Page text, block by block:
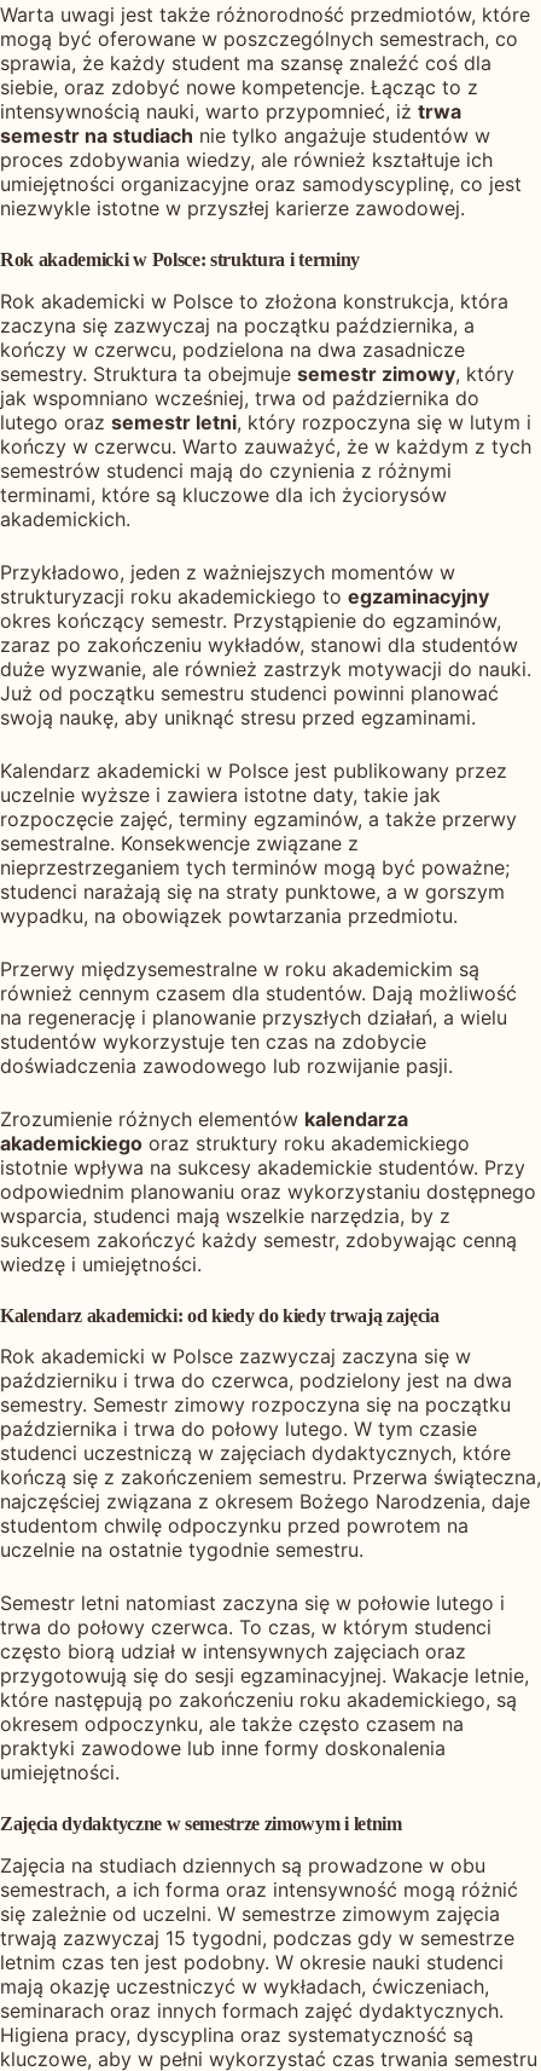
Warta uwagi jest także różnorodność przedmiotów, które
mogą być oferowane w poszczególnych semestrach, co
sprawia, że każdy student ma szansę znaleźć coś dla
siebie, oraz zdobyć nowe kompetencje. Łącząc to z
intensywnością nauki, warto przypomnieć, iż trwa
semestr na studiach nie tylko angażuje studentów w
proces zdobywania wiedzy, ale również kształtuje ich
umiejętności organizacyjne oraz samodyscyplinę, co jest
niezwykle istotne w przyszłej karierze zawodowej.
Rok akademicki w Polsce: struktura i terminy
Rok akademicki w Polsce to złożona konstrukcja, która
zaczyna się zazwyczaj na początku października, a
kończy w czerwcu, podzielona na dwa zasadnicze
semestry. Struktura ta obejmuje semestr zimowy, który
jak wspomniano wcześniej, trwa od października do
lutego oraz semestr letni, który rozpoczyna się w lutym i
kończy w czerwcu. Warto zauważyć, że w każdym z tych
semestrów studenci mają do czynienia z różnymi
terminami, które są kluczowe dla ich życiorysów
akademickich.
Przykładowo, jeden z ważniejszych momentów w
strukturyzacji roku akademickiego to egzaminacyjny
okres kończący semestr. Przystąpienie do egzaminów,
zaraz po zakończeniu wykładów, stanowi dla studentów
duże wyzwanie, ale również zastrzyk motywacji do nauki.
Już od początku semestru studenci powinni planować
swoją naukę, aby uniknąć stresu przed egzaminami.
Kalendarz akademicki w Polsce jest publikowany przez
uczelnie wyższe i zawiera istotne daty, takie jak
rozpoczęcie zajęć, terminy egzaminów, a także przerwy
semestralne. Konsekwencje związane z
nieprzestrzeganiem tych terminów mogą być poważne;
studenci narażają się na straty punktowe, a w gorszym
wypadku, na obowiązek powtarzania przedmiotu.
Przerwy międzysemestralne w roku akademickim są
również cennym czasem dla studentów. Dają możliwość
na regenerację i planowanie przyszłych działań, a wielu
studentów wykorzystuje ten czas na zdobycie
doświadczenia zawodowego lub rozwijanie pasji.
Zrozumienie różnych elementów kalendarza
akademickiego oraz struktury roku akademickiego
istotnie wpływa na sukcesy akademickie studentów. Przy
odpowiednim planowaniu oraz wykorzystaniu dostępnego
wsparcia, studenci mają wszelkie narzędzia, by z
sukcesem zakończyć każdy semestr, zdobywając cenną
wiedzę i umiejętności.
Kalendarz akademicki: od kiedy do kiedy trwają zajęcia
Rok akademicki w Polsce zazwyczaj zaczyna się w
październiku i trwa do czerwca, podzielony jest na dwa
semestry. Semestr zimowy rozpoczyna się na początku
października i trwa do połowy lutego. W tym czasie
studenci uczestniczą w zajęciach dydaktycznych, które
kończą się z zakończeniem semestru. Przerwa świąteczna,
najczęściej związana z okresem Bożego Narodzenia, daje
studentom chwilę odpoczynku przed powrotem na
uczelnie na ostatnie tygodnie semestru.
Semestr letni natomiast zaczyna się w połowie lutego i
trwa do połowy czerwca. To czas, w którym studenci
często biorą udział w intensywnych zajęciach oraz
przygotowują się do sesji egzaminacyjnej. Wakacje letnie,
które następują po zakończeniu roku akademickiego, są
okresem odpoczynku, ale także często czasem na
praktyki zawodowe lub inne formy doskonalenia
umiejętności.
Zajęcia dydaktyczne w semestrze zimowym i letnim
Zajęcia na studiach dziennych są prowadzone w obu
semestrach, a ich forma oraz intensywność mogą różnić
się zależnie od uczelni. W semestrze zimowym zajęcia
trwają zazwyczaj 15 tygodni, podczas gdy w semestrze
letnim czas ten jest podobny. W okresie nauki studenci
mają okazję uczestniczyć w wykładach, ćwiczeniach,
seminarach oraz innych formach zajęć dydaktycznych.
Higiena pracy, dyscyplina oraz systematyczność są
kluczowe, aby w pełni wykorzystać czas trwania semestru